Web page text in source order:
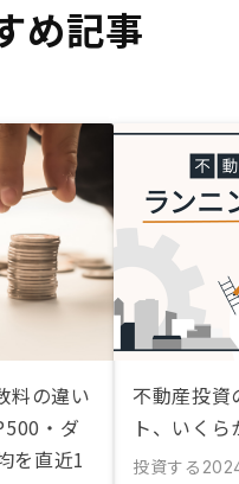
め記事
料の違い
・ダ
を直近1
不動産投資
ト、いくら
投資する